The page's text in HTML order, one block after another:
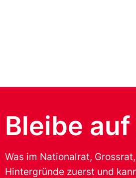
Bleibe
Was im Nationalrat,
Hintergründe zuerst und